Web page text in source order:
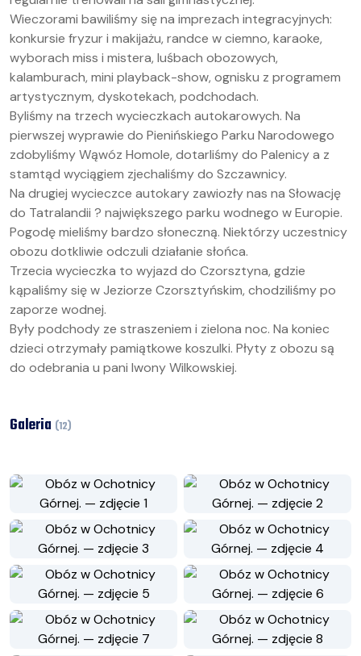
Wieczorami bawiliśmy się na imprezach integracyjnych:
konkursie fryzur i makijażu, randce w ciemno, karaoke,
wyborach miss i mistera, luśbach obozowych,
kalamburach, mini playback-show, ognisku z programem
artystycznym, dyskotekach, podchodach.
Byliśmy na trzech wycieczkach autokarowych. Na
pierwszej wyprawie do Pienińskiego Parku Narodowego
zdobyliśmy Wąwóz Homole, dotarliśmy do Palenicy a z
stamtąd wyciągiem zjechaliśmy do Szczawnicy.
Na drugiej wycieczce autokary zawiozły nas na Słowację
do Tatralandii ? największego parku wodnego w Europie.
Pogodę mieliśmy bardzo słoneczną. Niektórzy uczestnicy
obozu dotkliwie odczuli działanie słońca.
Trzecia wycieczka to wyjazd do Czorsztyna, gdzie
kąpaliśmy się w Jeziorze Czorsztyńskim, chodziliśmy po
zaporze wodnej.
Były podchody ze straszeniem i zielona noc. Na koniec
dzieci otrzymały pamiątkowe koszulki. Płyty z obozu są
do odebrania u pani Iwony Wilkowskiej.
Galeria (12)